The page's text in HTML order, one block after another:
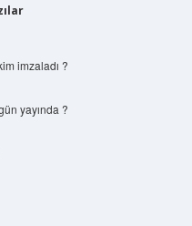
imzaladı ?
yayında ?